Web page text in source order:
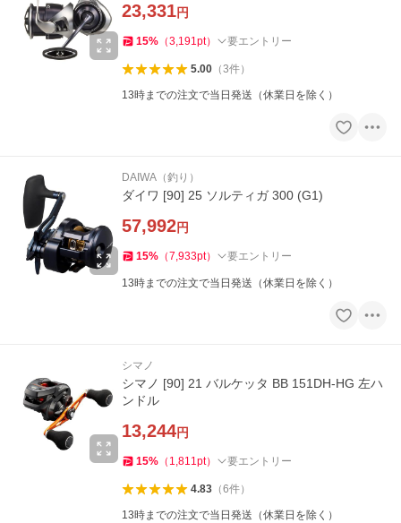
23,331円
15% （3,191pt） 要エントリー
5.00（3件）
13時までの注文で当日発送（休業日を除く）
DAIWA（釣り）
ダイワ [90] 25 ソルティガ 300 (G1)
57,992円
15% （7,933pt） 要エントリー
13時までの注文で当日発送（休業日を除く）
シマノ
シマノ [90] 21 バルケッタ BB 151DH-HG 左ハ
ンドル
13,244円
15% （ 1,811pt） 要エントリー
4.83（6件）
13時までの注文で当日発送（休業日を除く）